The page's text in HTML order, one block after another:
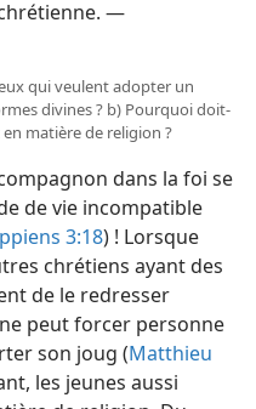
—
qui veulent adopter un
divines ? b) Pourquoi doit-​
matière de religion ?
dans la foi se
de vie incompatible
3:18) ! Lorsque
chrétiens ayant des
de le redresser
peut forcer personne
son joug (Matthieu
les jeunes aussi